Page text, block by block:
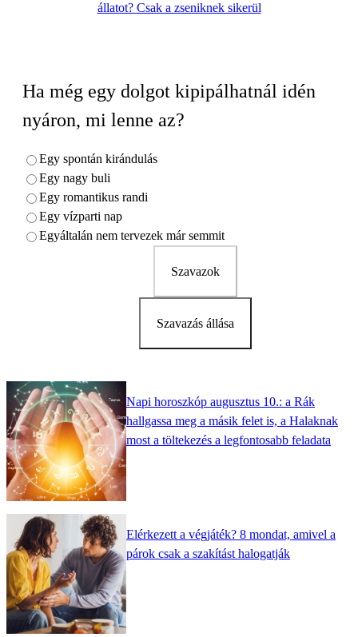
állatot? Csak a zseniknek sikerül
Ha még egy dolgot kipipálhatnál idén
nyáron, mi lenne az?
Egy spontán kirándulás
Egy nagy buli
Egy romantikus randi
Egy vízparti nap
Egyáltalán nem tervezek már semmit
Szavazok
Szavazás állása
Napi horoszkóp augusztus 10.: a Rák
hallgassa meg a másik felet is, a Halaknak
most a töltekezés a legfontosabb feladata
Elérkezett a végjáték? 8 mondat, amivel a
párok csak a szakítást halogatják